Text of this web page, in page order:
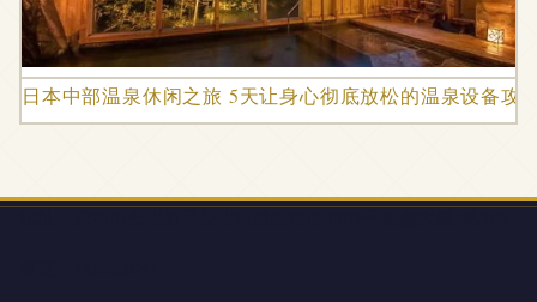
日本中部温泉休闲之旅 5天让身心彻底放松的温泉设备攻